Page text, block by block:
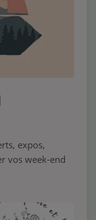
expos,
vos week-end